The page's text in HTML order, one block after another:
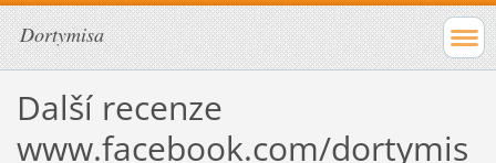
Dortymisa
Další recenze
www.facebook.com/dortymis